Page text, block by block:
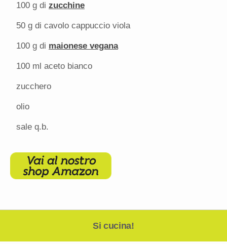
100 g di zucchine
50 g di cavolo cappuccio viola
100 g di maionese vegana
100 ml aceto bianco
zucchero
olio
sale q.b.
Si cucina!